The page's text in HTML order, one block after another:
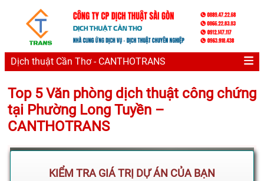
Dịch thuật Cần Thơ - CANTHOTRANS
Top 5 Văn phòng dịch thuật công chứng
tại Phường Long Tuyền –
CANTHOTRANS
KIỂM TRA GIÁ TRỊ DỰ ÁN CỦA BẠN